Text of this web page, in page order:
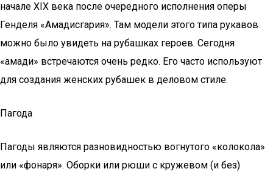
начале XIX века после очередного исполнения оперы
Генделя «Амадисгария». Там модели этого типа рукавов
можно было увидеть на рубашках героев. Сегодня
«амади» встречаются очень редко. Его часто используют
для создания женских рубашек в деловом стиле.
Пагода
Пагоды являются разновидностью вогнутого «колокола»
или «фонаря». Оборки или рюши с кружевом (и без)